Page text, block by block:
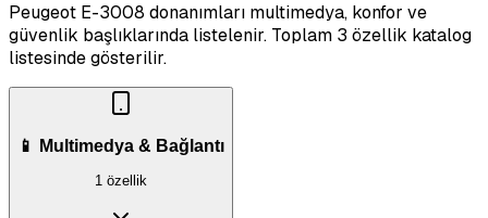
Peugeot E-3008 donanımları multimedya, konfor ve
güvenlik başlıklarında listelenir. Toplam 3 özellik katalog
listesinde gösterilir.
📱 Multimedya & Bağlantı
1 özellik